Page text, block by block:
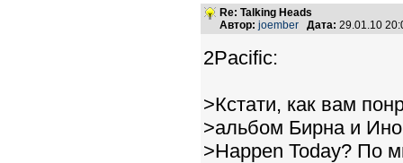
Re: Talking Heads
Автор: joember Дата: 29.01.10
2Pacific:
>Кстати, как вам
>альбом Бирна и
>Happen Today? По